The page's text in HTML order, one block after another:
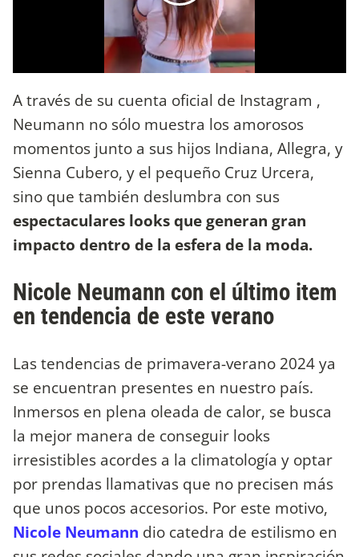
A través de su cuenta oficial de Instagram ,
Neumann no sólo muestra los amorosos
momentos junto a sus hijos Indiana, Allegra, y
Sienna Cubero, y el pequeño Cruz Urcera,
sino que también deslumbra con sus
espectaculares looks que generan gran
impacto dentro de la esfera de la moda.
Nicole Neumann con el último item
en tendencia de este verano
Las tendencias de primavera-verano 2024 ya
se encuentran presentes en nuestro país.
Inmersos en plena oleada de calor, se busca
la mejor manera de conseguir looks
irresistibles acordes a la climatología y optar
por prendas llamativas que no precisen más
que unos pocos accesorios. Por este motivo,
Nicole Neumann dio catedra de estilismo en